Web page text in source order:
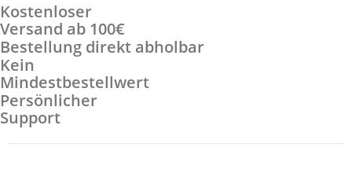
Kostenloser
Versand ab 100€
Bestellung direkt abholbar
Kein
Mindestbestellwert
Persönlicher
Support